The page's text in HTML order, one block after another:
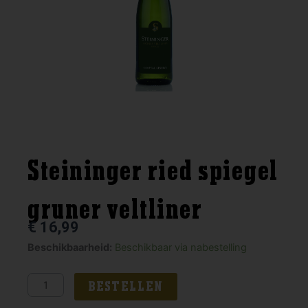
Steininger ried spiegel
gruner veltliner
€16,99
Beschikbaarheid: Beschikbaar via nabestelling
Steininger
spiegel
BESTELLEN